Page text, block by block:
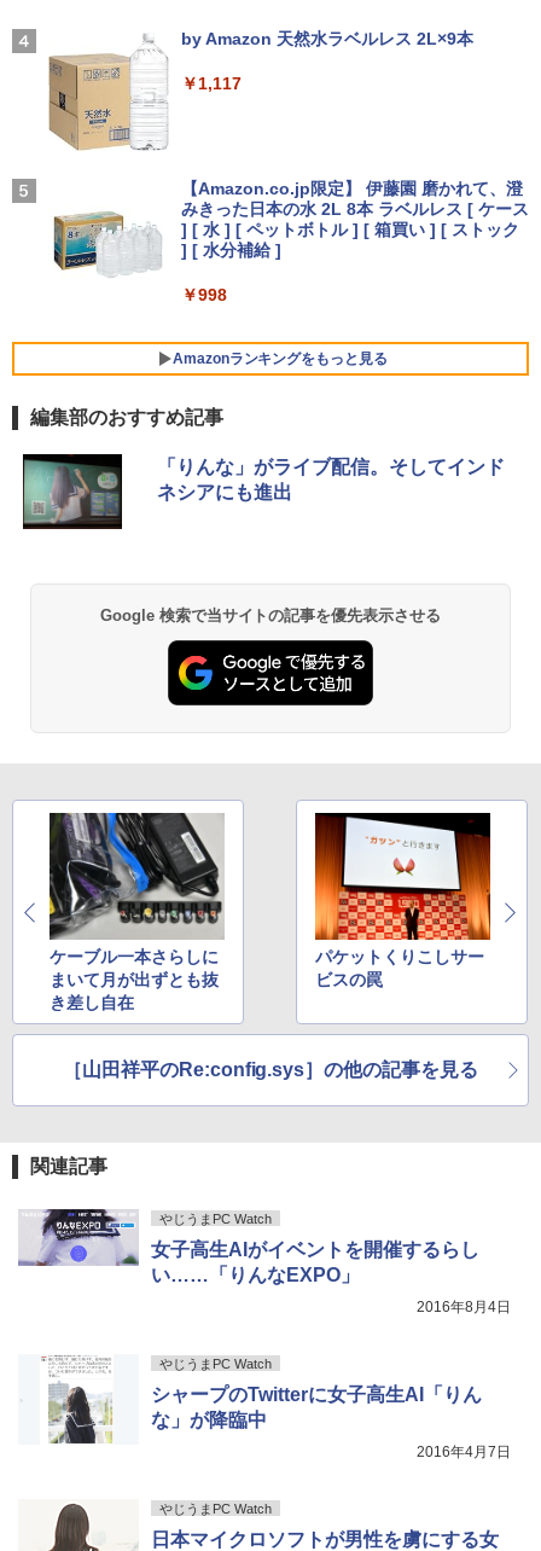
パソコン テンキー/DVD/WEBカメラ内蔵
第8世代Core i3/i5 Core i7 最大メモリ16
GB 新品SSD256GB 東芝 NEC有名メー
カー15.6型 DVD内蔵 15.6インチ HDMI P
￥18,000
良品 フルHD 13.3インチ TOSHIBA dyna
book G83/M / Windows11/ 高性能 第8
世代Core i5-8250u/ 8GB/ 爆速NVMe式2
ce付/ Win11【中古ノートパソコン 中古
パソコン 中古PC Office付きWindows1
5
EBカメラ/WIFI/HDMI/VGA win11&office
2019搭載整備済み品/送料無料
￥22,500
Windows11 Pro 8K/4K 3画面出力 LAN *
2 WiFi5 Bluetooth5.0 Nucbox みにpc
Ryzen 5 N95/N97/N100/4300U/N150よ
り高性能
【中古ゲーミングPC】ドスパラ GALLE
RIA RT5 / GeForce GTX 1660 / Ryzen 5
2600 / 16GB / M.2 SSD 256GB + HDD 1
TB / Windows11
5
【全品最大2500円OFFクーポン】【第8
8世代 Dell OptiPlex 3060 SFF Office付
き Win11 メモリ16GB/32GB SSD256G
B/512GB/1TB USB3.0 WIFI子機付 DVD
￥41,999
ター 液晶 液晶モニター 液晶ディスプレ
イ 23.8インチ パソコンモニター 新品 Fe
uVision FSID24BF0SI フュービジョン
ゲーミングモニター
アイリスオーヤマ △ポータブルモニター
15.6インチ DP-EF164S-B ブラック
￥13,068
フルhd 高画質 100Hz VA ノングレア 非
イ パソコンモニター PCモニター フルハ
イビジョン 21インチ 液晶モニター アイ
リスオーヤマ DT-JF * 安心延長保証対象
￥22,000
レスイヤホン bluetooth イヤホン V12 小型
軽量 ブルートゥースHi-Fi 最大36時間再生 ぶ
るーとゅーす コードレス ENCノイズキャン
セリング 自動ペアリング Type-C充電 マイク
￥1,964
Xiaomi シャオミ REDMI Buds 8 Lite ワイヤ
リング ANC 36時間再生
￥250
by Amazon 天然水ラベルレス 2L×9本
￥1,117
【Amazon.co.jp限定】 伊藤園 磨かれて、澄
みきった日本の水 2L 8本 ラベルレス [ ケース
] [ 水 ] [ ペットボトル ] [ 箱買い ] [ ストック
] [ 水分補給 ]
￥998
Amazonランキングをもっと見る
薬屋のひとりごと 17巻 (デジタル版ビッグガ
ンガンコミックス)
異世界居酒屋「のぶ」(22) (角川コミックス・
￥832
￥594
HUNTER×HUNTER モノクロ版 39 (ジャンプ
コミックスDIGITAL)
￥572
スーパーの裏でヤニ吸うふたり 9巻 (デジタル
編集部のおすすめ記事
「りんな」がライブ配信。そしてインド
ネシアにも進出
Google 検索で当サイトの記事を優先表示させる
ケーブル一本さらしに
まいて月が出ずとも抜
き差し自在
パケットくりこしサー
ビスの罠
［山田祥平のRe:config.sys］の他の記事を見る
関連記事
やじうまPC Watch
女子高生AIがイベントを開催するらし
い……「りんなEXPO」
2016年8月4日
やじうまPC Watch
シャープのTwitterに女子高生AI「りん
な」が降臨中
2016年4月7日
やじうまPC Watch
日本マイクロソフトが男性を虜にする女